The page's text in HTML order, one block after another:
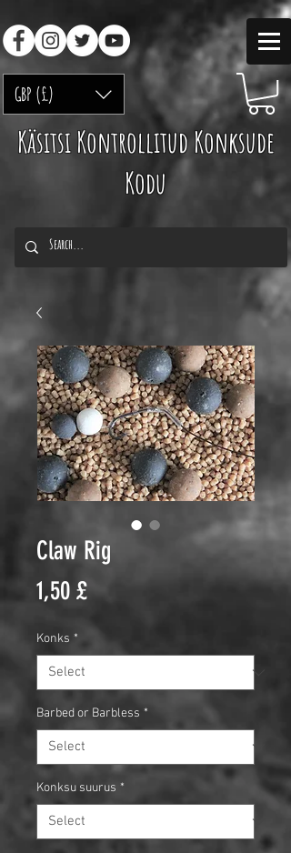
GBP (£)
Käsitsi Kontrollitud Konksude
Kodu
Claw Rig
1,50 £Price
Konks *
Barbed or Barbless *
Konksu suurus *